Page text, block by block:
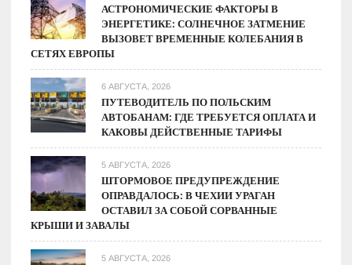
АСТРОНОМИЧЕСКИЕ ФАКТОРЫ В
ЭНЕРГЕТИКЕ: СОЛНЕЧНОЕ ЗАТМЕНИЕ
ВЫЗОВЕТ ВРЕМЕННЫЕ КОЛЕБАНИЯ В
СЕТЯХ ЕВРОПЫ
6 АВГУСТА, 2026
ПУТЕВОДИТЕЛЬ ПО ПОЛЬСКИМ
АВТОБАНАМ: ГДЕ ТРЕБУЕТСЯ ОПЛАТА И
КАКОВЫ ДЕЙСТВЕННЫЕ ТАРИФЫ
5 АВГУСТА, 2026
ШТОРМОВОЕ ПРЕДУПРЕЖДЕНИЕ
ОПРАВДАЛОСЬ: В ЧЕХИИ УРАГАН
ОСТАВИЛ ЗА СОБОЙ СОРВАННЫЕ
КРЫШИ И ЗАВАЛЫ
5 АВГУСТА, 2026